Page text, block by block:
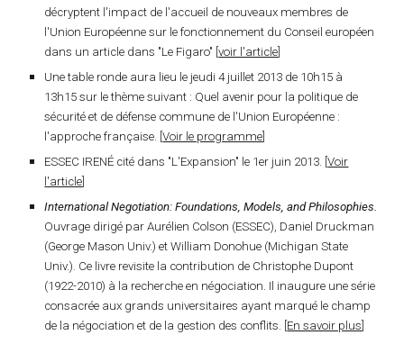
décryptent l'impact de l'accueil de nouveaux membres de
l'Union Européenne sur le fonctionnement du Conseil européen
dans un article dans "Le Figaro" [voir l'article
Unetable ronde aura lieu le jeudi 4 juillet 2013 de 10h15 à
13h15 sur le thème suivant : Quel avenir pour la politique de
sécurité et de défense commune de l'Union Européenne :
l'approche française. [Voir le programme
ESSEC IRENÉ cité dans "L'Expansion" le 1er juin 2013. [Voir
l'article
International Negotiation: Foundations, Models, and Philosophies.
Ouvrage dirigé par Aurélien Colson (ESSEC), Daniel Druckman
(George Mason Univ.) et William Donohue (Michigan State
Univ.). Ce livre revisite la contribution de Christophe Dupont
(1922-2010) à la recherche en négociation. Il inaugure une série
consacrée aux grands universitaires ayant marqué le champ
de la négociation et de la gestion des conflits. [ En savoir plus